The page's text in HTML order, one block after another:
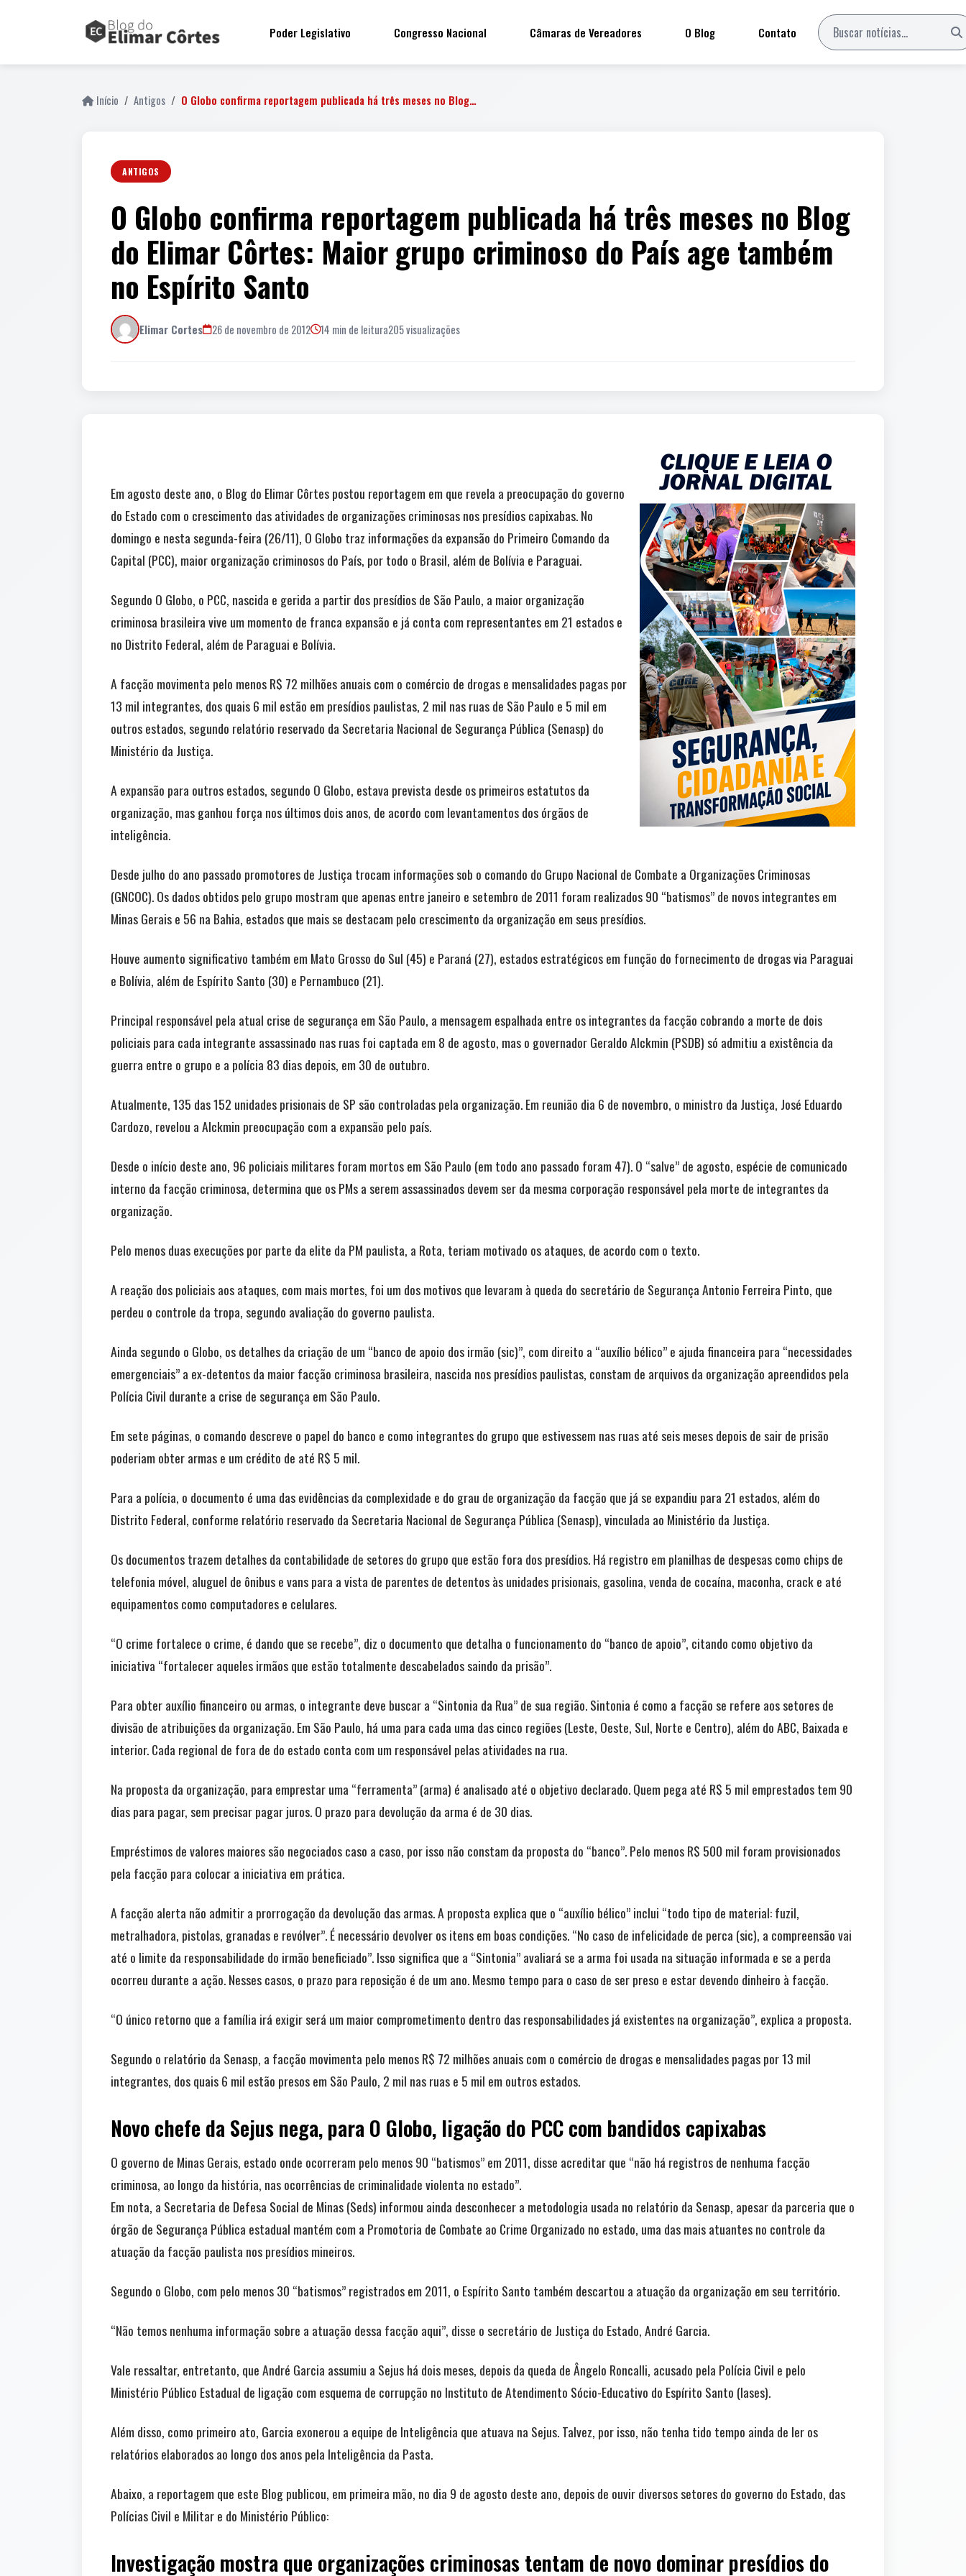
Poder Legislativo Congresso Nacional Câmaras de Vereadores O Blog Contato
Início Antigos O Globo confirma reportagem publicada há três meses no Blog…
ANTIGOS
O Globo confirma reportagem publicada há três meses no Blog
do Elimar Côrtes: Maior grupo criminoso do País age também
no Espírito Santo
Elimar Cortes 26 de novembro de 2012 14 min de leitura205 visualizações
Em agosto deste ano, o Blog do Elimar Côrtes postou reportagem em que revela a preocupação do governo
do Estado com o crescimento das atividades de organizações criminosas nos presídios capixabas. No
domingo e nesta segunda-feira (26/11), O Globo traz informações da expansão do Primeiro Comando da
Capital (PCC), maior organização criminosos do País, por todo o Brasil, além de Bolívia e Paraguai.
Segundo O Globo, o PCC, nascida e gerida a partir dos presídios de São Paulo, a maior organização
criminosa brasileira vive um momento de franca expansão e já conta com representantes em 21 estados e
no Distrito Federal, além de Paraguai e Bolívia.
A facção movimenta pelo menos R$ 72 milhões anuais com o comércio de drogas e mensalidades pagas por
13 mil integrantes, dos quais 6 mil estão em presídios paulistas, 2 mil nas ruas de São Paulo e 5 mil em
outros estados, segundo relatório reservado da Secretaria Nacional de Segurança Pública (Senasp) do
Ministério da Justiça.
A expansão para outros estados, segundo O Globo, estava prevista desde os primeiros estatutos da
organização, mas ganhou força nos últimos dois anos, de acordo com levantamentos dos órgãos de
inteligência.
Desde julho do ano passado promotores de Justiça trocam informações sob o comando do Grupo Nacional de Combate a Organizações Criminosas
(GNCOC). Os dados obtidos pelo grupo mostram que apenas entre janeiro e setembro de 2011 foram realizados 90 “batismos” de novos integrantes em
Minas Gerais e 56 na Bahia, estados que mais se destacam pelo crescimento da organização em seus presídios.
Houve aumento significativo também em Mato Grosso do Sul (45) e Paraná (27), estados estratégicos em função do fornecimento de drogas via Paraguai
e Bolívia, além de Espírito Santo (30) e Pernambuco (21).
Principal responsável pela atual crise de segurança em São Paulo, a mensagem espalhada entre os integrantes da facção cobrando a morte de dois
policiais para cada integrante assassinado nas ruas foi captada em 8 de agosto, mas o governador Geraldo Alckmin (PSDB) só admitiu a existência da
guerra entre o grupo e a polícia 83 dias depois, em 30 de outubro.
Atualmente, 135 das 152 unidades prisionais de SP são controladas pela organização. Em reunião dia 6 de novembro, o ministro da Justiça, José Eduardo
Cardozo, revelou a Alckmin preocupação com a expansão pelo país.
Desde o início deste ano, 96 policiais militares foram mortos em São Paulo (em todo ano passado foram 47). O “salve” de agosto, espécie de comunicado
interno da facção criminosa, determina que os PMs a serem assassinados devem ser da mesma corporação responsável pela morte de integrantes da
organização.
Pelo menos duas execuções por parte da elite da PM paulista, a Rota, teriam motivado os ataques, de acordo com o texto.
A reação dos policiais aos ataques, com mais mortes, foi um dos motivos que levaram à queda do secretário de Segurança Antonio Ferreira Pinto, que
perdeu o controle da tropa, segundo avaliação do governo paulista.
Ainda segundo o Globo, os detalhes da criação de um “banco de apoio dos irmão (sic)”, com direito a “auxílio bélico” e ajuda financeira para “necessidades
emergenciais” a ex-detentos da maior facção criminosa brasileira, nascida nos presídios paulistas, constam de arquivos da organização apreendidos pela
Polícia Civil durante a crise de segurança em São Paulo.
Em sete páginas, o comando descreve o papel do banco e como integrantes do grupo que estivessem nas ruas até seis meses depois de sair de prisão
poderiam obter armas e um crédito de até R$ 5 mil.
Para a polícia, o documento é uma das evidências da complexidade e do grau de organização da facção que já se expandiu para 21 estados, além do
Distrito Federal, conforme relatório reservado da Secretaria Nacional de Segurança Pública (Senasp), vinculada ao Ministério da Justiça.
Os documentos trazem detalhes da contabilidade de setores do grupo que estão fora dos presídios. Há registro em planilhas de despesas como chips de
telefonia móvel, aluguel de ônibus e vans para a vista de parentes de detentos às unidades prisionais, gasolina, venda de cocaína, maconha, crack e até
equipamentos como computadores e celulares.
“O crime fortalece o crime, é dando que se recebe”, diz o documento que detalha o funcionamento do “banco de apoio”, citando como objetivo da
iniciativa “fortalecer aqueles irmãos que estão totalmente descabelados saindo da prisão”.
Para obter auxílio financeiro ou armas, o integrante deve buscar a “Sintonia da Rua” de sua região. Sintonia é como a facção se refere aos setores de
divisão de atribuições da organização. Em São Paulo, há uma para cada uma das cinco regiões (Leste, Oeste, Sul, Norte e Centro), além do ABC, Baixada e
interior. Cada regional de fora de do estado conta com um responsável pelas atividades na rua.
Na proposta da organização, para emprestar uma “ferramenta” (arma) é analisado até o objetivo declarado. Quem pega até R$ 5 mil emprestados tem 90
dias para pagar, sem precisar pagar juros. O prazo para devolução da arma é de 30 dias.
Empréstimos de valores maiores são negociados caso a caso, por isso não constam da proposta do “banco”. Pelo menos R$ 500 mil foram provisionados
pela facção para colocar a iniciativa em prática.
A facção alerta não admitir a prorrogação da devolução das armas. A proposta explica que o “auxílio bélico” inclui “todo tipo de material: fuzil,
metralhadora, pistolas, granadas e revólver”. É necessário devolver os itens em boas condições. “No caso de infelicidade de perca (sic), a compreensão vai
até o limite da responsabilidade do irmão beneficiado”. Isso significa que a “Sintonia” avaliará se a arma foi usada na situação informada e se a perda
ocorreu durante a ação. Nesses casos, o prazo para reposição é de um ano. Mesmo tempo para o caso de ser preso e estar devendo dinheiro à facção.
“O único retorno que a família irá exigir será um maior comprometimento dentro das responsabilidades já existentes na organização”, explica a proposta.
Segundo o relatório da Senasp, a facção movimenta pelo menos R$ 72 milhões anuais com o comércio de drogas e mensalidades pagas por 13 mil
integrantes, dos quais 6 mil estão presos em São Paulo, 2 mil nas ruas e 5 mil em outros estados.
Novo chefe da Sejus nega, para O Globo, ligação do PCC com bandidos capixabas
O governo de Minas Gerais, estado onde ocorreram pelo menos 90 “batismos” em 2011, disse acreditar que “não há registros de nenhuma facção
criminosa, ao longo da história, nas ocorrências de criminalidade violenta no estado”.
Em nota, a Secretaria de Defesa Social de Minas (Seds) informou ainda desconhecer a metodologia usada no relatório da Senasp, apesar da parceria que o
órgão de Segurança Pública estadual mantém com a Promotoria de Combate ao Crime Organizado no estado, uma das mais atuantes no controle da
atuação da facção paulista nos presídios mineiros.
Segundo o Globo, com pelo menos 30 “batismos” registrados em 2011, o Espírito Santo também descartou a atuação da organização em seu território.
“Não temos nenhuma informação sobre a atuação dessa facção aqui”, disse o secretário de Justiça do Estado, André Garcia.
Vale ressaltar, entretanto, que André Garcia assumiu a Sejus há dois meses, depois da queda de Ângelo Roncalli, acusado pela Polícia Civil e pelo
Ministério Público Estadual de ligação com esquema de corrupção no Instituto de Atendimento Sócio-Educativo do Espírito Santo (Iases).
Além disso, como primeiro ato, Garcia exonerou a equipe de Inteligência que atuava na Sejus. Talvez, por isso, não tenha tido tempo ainda de ler os
relatórios elaborados ao longo dos anos pela Inteligência da Pasta.
Abaixo, a reportagem que este Blog publicou, em primeira mão, no dia 9 de agosto deste ano, depois de ouvir diversos setores do governo do Estado, das
Polícias Civil e Militar e do Ministério Público:
Investigação mostra que organizações criminosas tentam de novo dominar presídios do